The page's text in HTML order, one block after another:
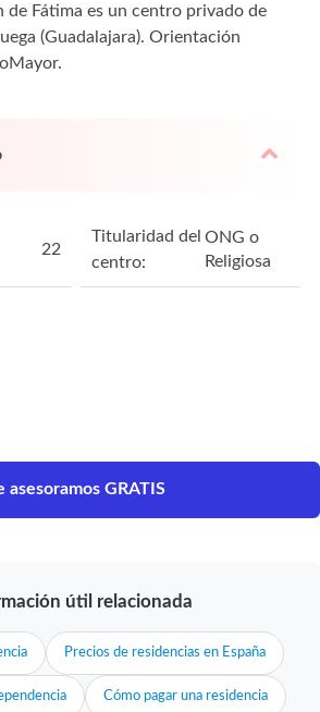
de Fátima es un centro privado de
(Guadalajara). Orientación
22
Titularidad del
centro:
ONG o
Religiosa
asesoramos GRATIS
útil relacionada
Precios de residencias en España
Cómo pagar una residencia